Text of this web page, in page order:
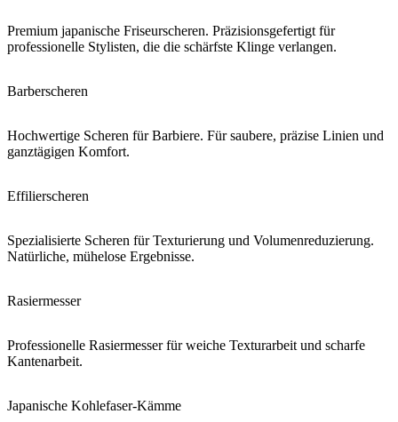
Premium japanische Friseurscheren. Präzisionsgefertigt für
professionelle Stylisten, die die schärfste Klinge verlangen.
Barberscheren
Hochwertige Scheren für Barbiere. Für saubere, präzise Linien und
ganztägigen Komfort.
Effilierscheren
Spezialisierte Scheren für Texturierung und Volumenreduzierung.
Natürliche, mühelose Ergebnisse.
Rasiermesser
Professionelle Rasiermesser für weiche Texturarbeit und scharfe
Kantenarbeit.
Japanische Kohlefaser-Kämme